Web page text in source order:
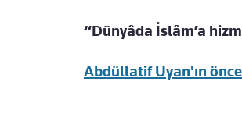
“Dünyâda İslâm’a
Abdüllatif Uyan'ın